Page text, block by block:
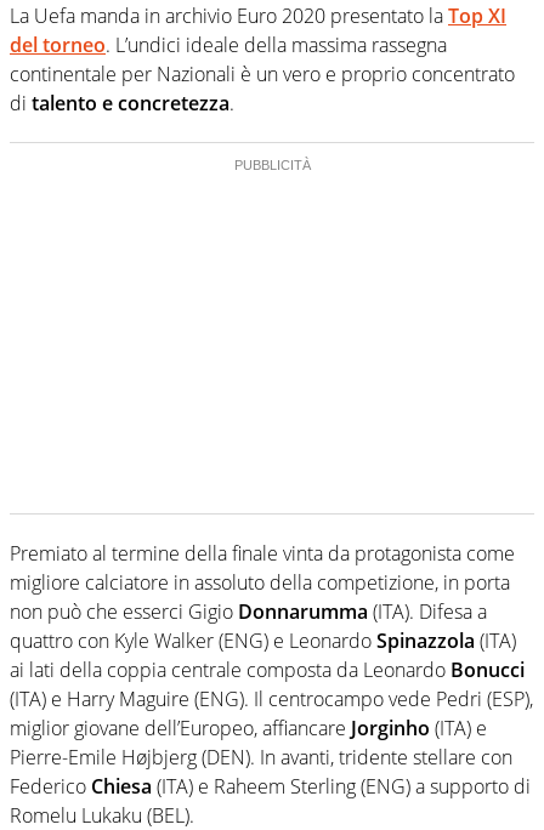
La Uefa manda in archivio Euro 2020 presentato laTop XI
del torneo. L’undici ideale della massima rassegna
continentale per Nazionali è un vero e proprio concentrato
di talento e concretezza.
Premiato al termine della finale vinta da protagonista come
migliore calciatore in assoluto della competizione, in porta
non può che esserci Gigio Donnarumma (ITA). Difesa a
quattro con Kyle Walker (ENG) e LeonardoSpinazzola (ITA)
ai lati della coppia centrale composta da Leonardo Bonucci
(ITA) e Harry Maguire (ENG). Il centrocampo vede Pedri (ESP),
miglior giovane dell’Europeo, affiancare Jorginho (ITA) e
Pierre-Emile Højbjerg (DEN). In avanti, tridente stellare con
Federico Chiesa (ITA) e Raheem Sterling (ENG) a supporto di
Romelu Lukaku (BEL).